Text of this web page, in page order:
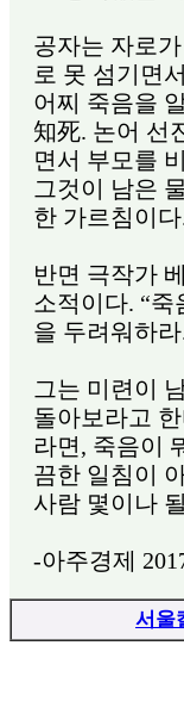
공자는 자로
로 못 섬기면
어찌 죽음을
知死. 논어 선
면서 부모를
그것이 남은
한 가르침이
반면 극작가
소적이다. “
을 두려워하라
그는 미련이
돌아보라고
라면, 죽음이
끔한 일침이
사람 몇이나
-아주경제
서울